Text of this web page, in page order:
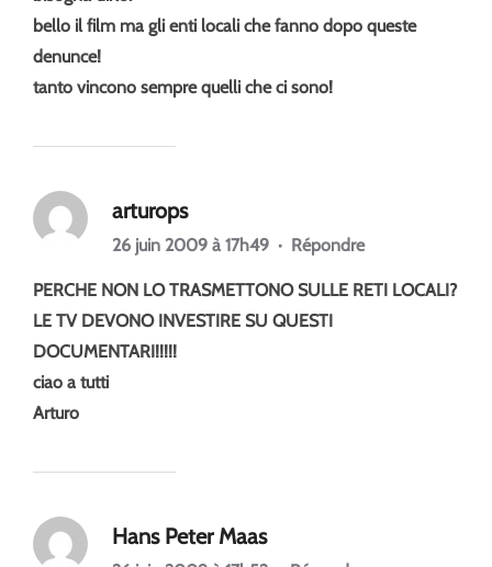
bello il film ma gli enti locali che fanno dopo queste
denunce!
tanto vincono sempre quelli che ci sono!
arturops
26 juin 2009 à 17h49 · Répondre
PERCHE NON LO TRASMETTONO SULLE RETI LOCALI?
LE TV DEVONO INVESTIRE SU QUESTI
DOCUMENTARI!!!!!
ciao a tutti
Arturo
Hans Peter Maas